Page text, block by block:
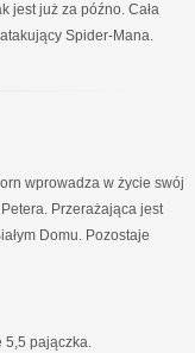
jest już za późno. Cała
Spider-Mana.
wprowadza w życie swój
Przerażająca jest
Domu. Pozostaje
5,5 pajączka.